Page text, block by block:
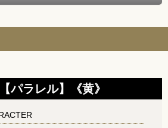
パラレル】《黄》